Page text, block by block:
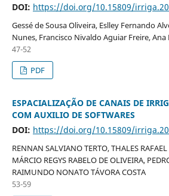
DOI: https://doi.org/10.15809/
Gessé de Sousa Oliveira, Eslley Fernando
Nunes, Francisco Nivaldo Aguiar Freire,
47-52
PDF
ESPACIALIZAÇÃO DE CANAIS DE
COM AUXILIO DE SOFTWARES
DOI: https://doi.org/10.15809/
RENNAN SALVIANO TERTO, THALES
MÁRCIO REGYS RABELO DE OLIVEIRA,
RAIMUNDO NONATO TÁVORA COSTA
53-59